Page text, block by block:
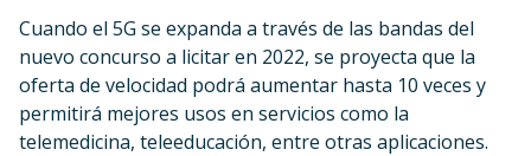
Cuando el 5G se expanda a través de las bandas del
nuevo concurso a licitar en 2022, se proyecta que la
oferta de velocidad podrá aumentar hasta 10 veces y
permitirá mejores usos en servicios como la
telemedicina, teleeducación, entre otras aplicaciones.